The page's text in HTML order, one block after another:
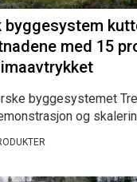
byggesystem
med 15
byggesystemet
og